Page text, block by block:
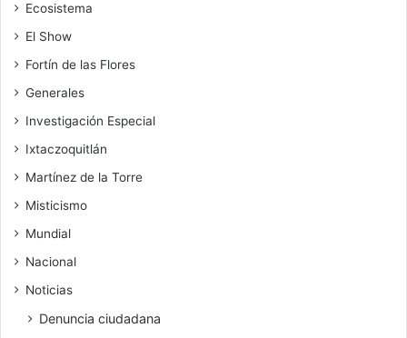
Ecosistema
El Show
Fortín de las Flores
Generales
Investigación Especial
Ixtaczoquitlán
Martínez de la Torre
Misticismo
Mundial
Nacional
Noticias
Denuncia ciudadana